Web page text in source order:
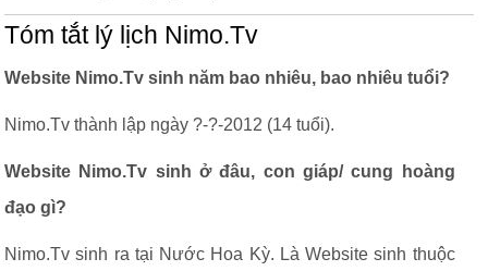
Tóm tắt lý lịch Nimo.Tv
Website Nimo.Tv sinh năm bao nhiêu, bao nhiêu tuổi?
Nimo.Tv thành lập ngày ?-?-2012 (14 tuổi).
Website Nimo.Tv sinh ở đâu, con giáp/ cung hoàng
đạo gì?
Nimo.Tv sinh ra tại Nước Hoa Kỳ. Là Website sinh thuộc